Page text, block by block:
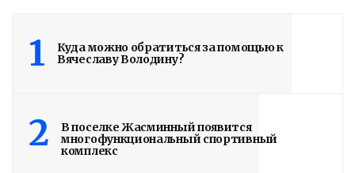
1
Куда можно обратиться за помощью к
Вячеславу Володину?
2
В поселке Жасминный появится
многофункциональный спортивный
комплекс
Володин о СПАСЕНИИ
радиоэлектроники
им. Яблочкова СГУ